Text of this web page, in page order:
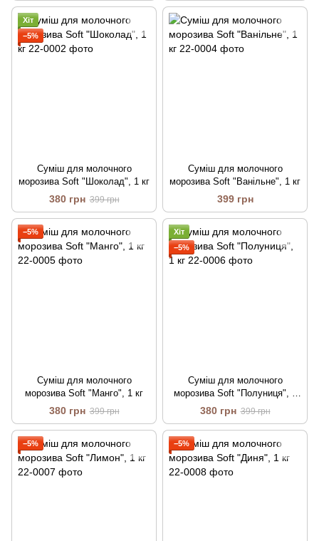
Хіт
−5%
Суміш для молочного
морозива Soft "Шоколад", 1 кг
380 грн 399 грн
Суміш для молочного
морозива Soft "Ванільне", 1 кг
399 грн
−5%
Суміш для молочного
морозива Soft "Манго", 1 кг
380 грн 399 грн
Хіт
−5%
Суміш для молочного
морозива Soft "Полуниця", 1
380 грн 399 грн
−5% −5%